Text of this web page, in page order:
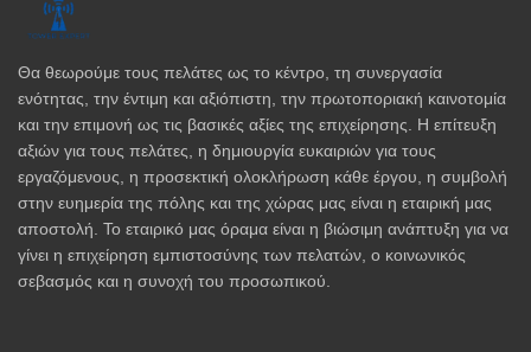
Θα θεωρούμε τους πελάτες ως το κέντρο, τη συνεργασία
ενότητας, την έντιμη και αξιόπιστη, την πρωτοποριακή καινοτομία
και την επιμονή ως τις βασικές αξίες της επιχείρησης. Η επίτευξη
αξιών για τους πελάτες, η δημιουργία ευκαιριών για τους
εργαζόμενους, η προσεκτική ολοκλήρωση κάθε έργου, η συμβολή
στην ευημερία της πόλης και της χώρας μας είναι η εταιρική μας
αποστολή. Το εταιρικό μας όραμα είναι η βιώσιμη ανάπτυξη για να
γίνει η επιχείρηση εμπιστοσύνης των πελατών, ο κοινωνικός
σεβασμός και η συνοχή του προσωπικού.